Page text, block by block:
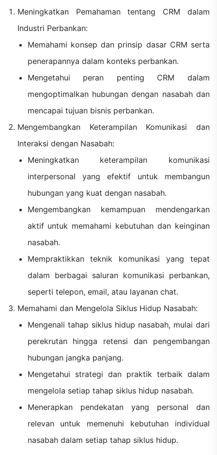
Meningkatkan Pemahaman tentang CRM dalam
Industri Perbankan:
Memahami konsep dan prinsip dasar CRM serta
penerapannya dalam konteks perbankan.
Mengetahui peran penting CRM dalam
mengoptimalkan hubungan dengan nasabah dan
mencapai tujuan bisnis perbankan.
Mengembangkan Keterampilan Komunikasi dan
Interaksi dengan Nasabah:
Meningkatkan keterampilan komunikasi
interpersonal yang efektif untuk membangun
hubungan yang kuat dengan nasabah.
Mengembangkan kemampuan mendengarkan
aktif untuk memahami kebutuhan dan keinginan
nasabah.
Mempraktikkan teknik komunikasi yang tepat
dalam berbagai saluran komunikasi perbankan,
seperti telepon, email, atau layanan chat.
Memahami dan Mengelola Siklus Hidup Nasabah:
Mengenali tahap siklus hidup nasabah, mulai dari
perekrutan hingga retensi dan pengembangan
hubungan jangka panjang.
Mengetahui strategi dan praktik terbaik dalam
mengelola setiap tahap siklus hidup nasabah.
Menerapkan pendekatan yang personal dan
relevan untuk memenuhi kebutuhan individual
nasabah dalam setiap tahap siklus hidup.